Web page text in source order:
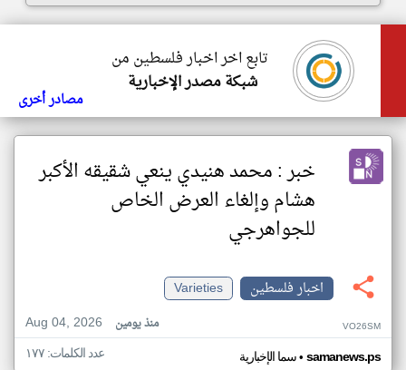
تابع اخر اخبار فلسطين من
شبكة مصدر الإخبارية
مصادر أخرى
خبر : محمد هنيدي ينعي شقيقه الأكبر
هشام وإلغاء العرض الخاص
للجواهرجي
اخبار فلسطين
Varieties
Aug 04, 2026
منذ يومين VO26SM
سما الإخبارية• samanews.ps عدد الكلمات: ١٧٧